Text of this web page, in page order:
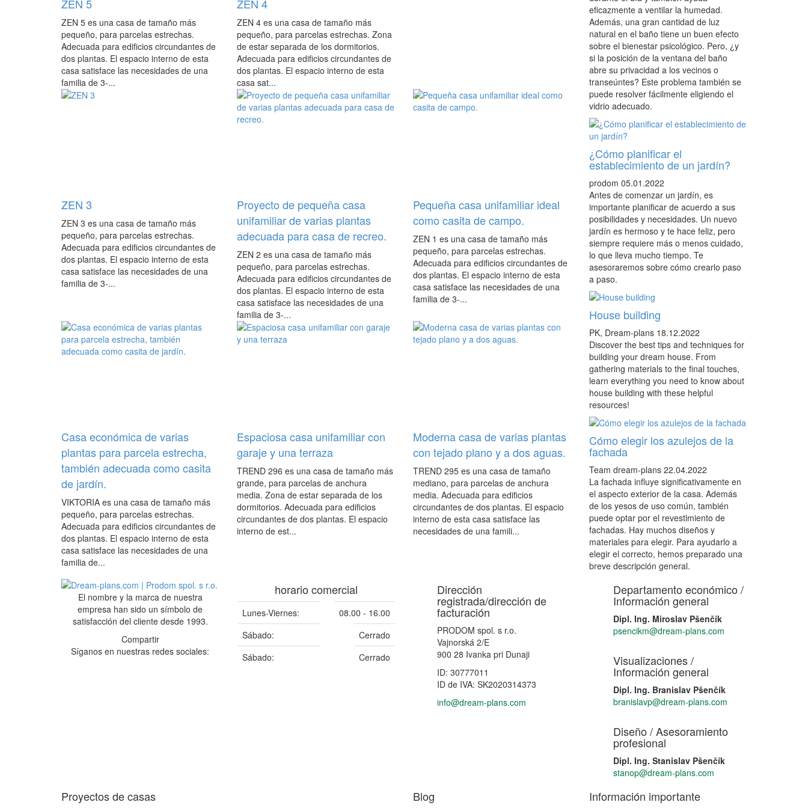
ZEN 5
ZEN 5 es una casa de tamaño más
pequeño, para parcelas estrechas.
Adecuada para edificios circundantes de
dos plantas. El espacio interno de esta
casa satisface las necesidades de una
familia de 3-...
ZEN 4
ZEN 4 es una casa de tamaño más
pequeño, para parcelas estrechas. Zona
de estar separada de los dormitorios.
Adecuada para edificios circundantes de
dos plantas. El espacio interno de esta
casa sat...
ZEN 3
ZEN 3 es una casa de tamaño más
pequeño, para parcelas estrechas.
Adecuada para edificios circundantes de
dos plantas. El espacio interno de esta
casa satisface las necesidades de una
familia de 3-...
Proyecto de pequeña casa
unifamiliar de varias plantas
adecuada para casa de recreo.
ZEN 2 es una casa de tamaño más
pequeño, para parcelas estrechas.
Adecuada para edificios circundantes de
dos plantas. El espacio interno de esta
casa satisface las necesidades de una
familia de 3-...
Pequeña casa unifamiliar ideal
como casita de campo.
ZEN 1 es una casa de tamaño más
pequeño, para parcelas estrechas.
Adecuada para edificios circundantes de
dos plantas. El espacio interno de esta
casa satisface las necesidades de una
familia de 3-...
Casa económica de varias
plantas para parcela estrecha,
también adecuada como casita
de jardín.
VIKTORIA es una casa de tamaño más
pequeño, para parcelas estrechas.
Adecuada para edificios circundantes de
dos plantas. El espacio interno de esta
casa satisface las necesidades de una
familia de...
Espaciosa casa unifamiliar con
garaje y una terraza
TREND 296 es una casa de tamaño más
grande, para parcelas de anchura
media. Zona de estar separada de los
dormitorios. Adecuada para edificios
circundantes de dos plantas. El espacio
interno de est...
Moderna casa de varias plantas
con tejado plano y a dos aguas.
TREND 295 es una casa de tamaño
mediano, para parcelas de anchura
media. Adecuada para edificios
circundantes de dos plantas. El espacio
interno de esta casa satisface las
necesidades de una famili...
eficazmente a ventilar la humedad.
Además, una gran cantidad de luz
natural en el baño tiene un buen efecto
sobre el bienestar psicológico. Pero, ¿y
si la posición de la ventana del baño
abre su privacidad a los vecinos o
transeúntes? Este problema también se
puede resolver fácilmente eligiendo el
vidrio adecuado.
¿Cómo planificar el
establecimiento de un jardín?
prodom 05.01.2022
Antes de comenzar un jardín, es
importante planificar de acuerdo a sus
posibilidades y necesidades. Un nuevo
jardín es hermoso y te hace feliz, pero
siempre requiere más o menos cuidado,
lo que lleva mucho tiempo. Te
asesoraremos sobre cómo crearlo paso
a paso.
House building
PK, Dream-plans 18.12.2022
Discover the best tips and techniques for
building your dream house. From
gathering materials to the final touches,
learn everything you need to know about
house building with these helpful
resources!
Cómo elegir los azulejos de la
fachada
Team dream-plans 22.04.2022
La fachada influye significativamente en
el aspecto exterior de la casa. Además
de los yesos de uso común, también
puede optar por el revestimiento de
fachadas. Hay muchos diseños y
materiales para elegir. Para ayudarlo a
elegir el correcto, hemos preparado una
breve descripción general.
El nombre y la marca de nuestra
empresa han sido un símbolo de
satisfacción del cliente desde 1993.
Compartir
Síganos en nuestras redes sociales:
horario comercial
Lunes-Viernes:
08.00 - 16.00
Sábado:
Cerrado
Sábado:
Cerrado
Dirección
registrada/dirección de
facturación
PRODOM spol. s r.o.
Vajnorská 2/E
900 28 Ivanka pri Dunaji
ID: 30777011
ID de IVA: SK2020314373
info@dream-plans.com
Departamento económico /
Información general
Dipl. Ing. Miroslav Pšenčík
psencikm@dream-plans.com
Visualizaciones /
Información general
Dipl. Ing. Branislav Pšenčík
branislavp@dream-plans.com
Diseño / Asesoramiento
profesional
Dipl. Ing. Stanislav Pšenčík
stanop@dream-plans.com
Proyectos de casas Blog Información importante